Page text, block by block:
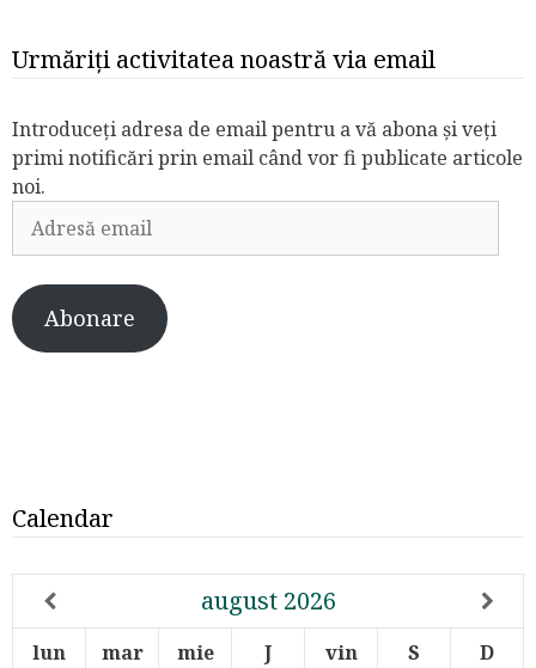
Urmăriți activitatea noastră via email
Introduceți adresa de email pentru a vă abona și veți
primi notificări prin email când vor fi publicate articole
noi.
Adresă
email
Abonare
Calendar
august 2026
lun mar mie J vin S
D